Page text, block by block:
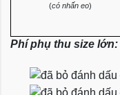
(có nhấn eo)
Phí phụ thu size lớn: